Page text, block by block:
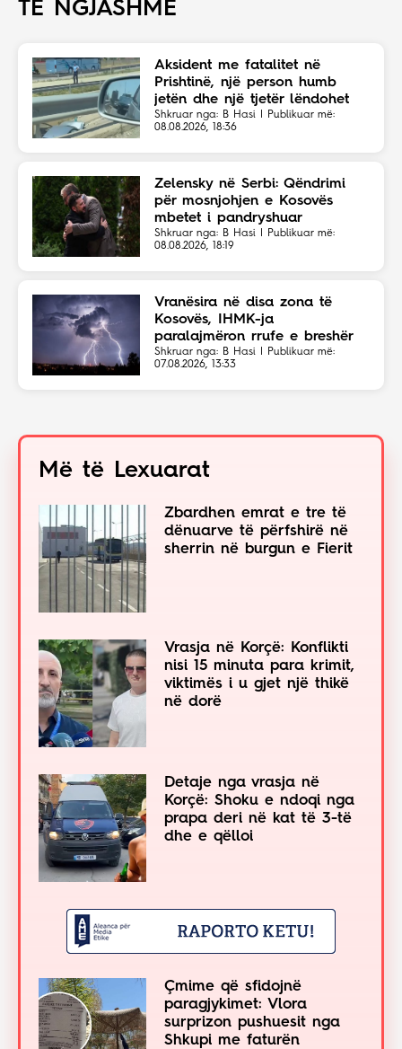
TË NGJASHME
Aksident me fatalitet në
Prishtinë, një person humb
jetën dhe një tjetër lëndohet
Shkruar nga: B Hasi | Publikuar më:
08.08.2026, 18:36
Zelensky në Serbi: Qëndrimi
për mosnjohjen e Kosovës
mbetet i pandryshuar
Shkruar nga: B Hasi | Publikuar më:
08.08.2026, 18:19
Vranësira në disa zona të
Kosovës, IHMK-ja
paralajmëron rrufe e breshër
Shkruar nga: B Hasi | Publikuar më:
07.08.2026, 13:33
Më të Lexuarat
Zbardhen emrat e tre të
dënuarve të përfshirë në
sherrin në burgun e Fierit
Vrasja në Korçë: Konflikti
nisi 15 minuta para krimit,
viktimës i u gjet një thikë
në dorë
Detaje nga vrasja në
Korçë: Shoku e ndoqi nga
prapa deri në kat të 3-të
dhe e qëlloi
Çmime që sfidojnë
paragjykimet: Vlora
surprizon pushuesit nga
Shkupi me faturën